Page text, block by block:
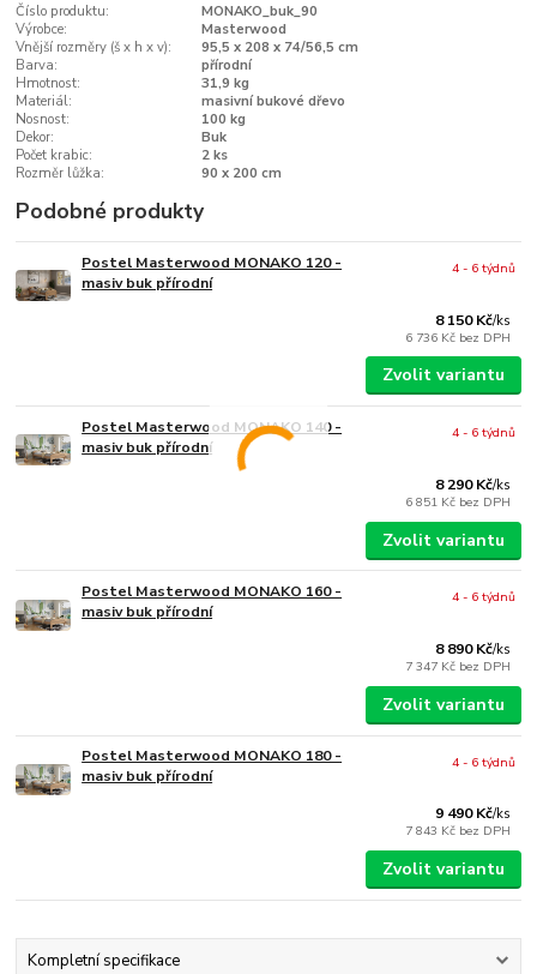
Číslo produktu:
MONAKO_buk_90
Výrobce:
Masterwood
Vnější rozměry (š x h x v):
95,5 x 208 x 74/56,5 cm
Barva:
přírodní
Hmotnost:
31,9 kg
Materiál:
masivní bukové dřevo
Nosnost:
100 kg
Dekor:
Buk
Počet krabic:
2 ks
Rozměr lůžka:
90 x 200 cm
Podobné produkty
Postel Masterwood MONAKO 120 -
masiv buk přírodní
8 150 Kč/ks
6 736 Kč bez DPH
4 - 6 týdnů
Zvolit variantu
Postel Masterwood MONAKO 140 -
masiv buk přírodní
8 290 Kč/ks
6 851 Kč bez DPH
4 - 6 týdnů
Zvolit variantu
Postel Masterwood MONAKO 160 -
masiv buk přírodní
8 890 Kč/ks
7 347 Kč bez DPH
4 - 6 týdnů
Zvolit variantu
Postel Masterwood MONAKO 180 -
masiv buk přírodní
9 490 Kč/ks
7 843 Kč bez DPH
4 - 6 týdnů
Zvolit variantu
Kompletní specifikace